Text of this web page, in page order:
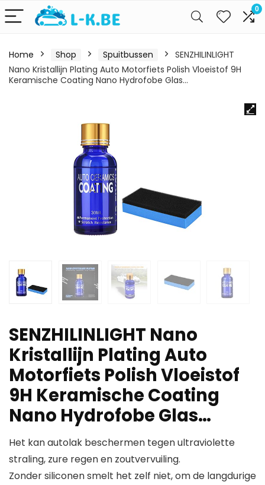
0
Home Shop Spuitbussen
SENZHILINLIGHT
Nano Kristallijn Plating Auto Motorfiets Polish Vloeistof 9H
Keramische Coating Nano Hydrofobe Glas…
SENZHILINLIGHT Nano
Kristallijn Plating Auto
Motorfiets Polish Vloeistof
9H Keramische Coating
Nano Hydrofobe Glas…
Het kan autolak beschermen tegen ultraviolette
straling, zure regen en zoutvervuiling.
Zonder siliconen smelt het zelf niet, om de langdurige